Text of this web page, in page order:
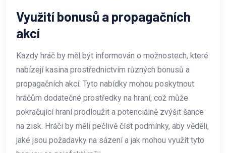
Využití bonusů a propagačních
akcí
Kazdy hráč by měl být informován o možnostech, které
nabízejí kasina prostřednictvím různých bonusů a
propagačních akcí. Tyto nabídky mohou poskytnout
hráčům dodatečné prostředky na hraní, což může
pokračující hraní prodloužit a potenciálně zvýšit šance
na zisk. Hráči by měli pečlivě číst podmínky, aby věděli,
jaké jsou požadavky na sázení a jak mohou využít tyto